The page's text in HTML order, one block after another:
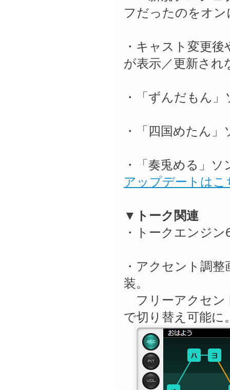
フだったのをオン
・キャスト変更
が表示／更新さ
・「ずんだもん
・「四国めたん
・「奏兎める」
アップデートはこ
▼トーク関連
・トークエンジ
・アクセント調
装。
フリーアクセン
で切り替え可能に